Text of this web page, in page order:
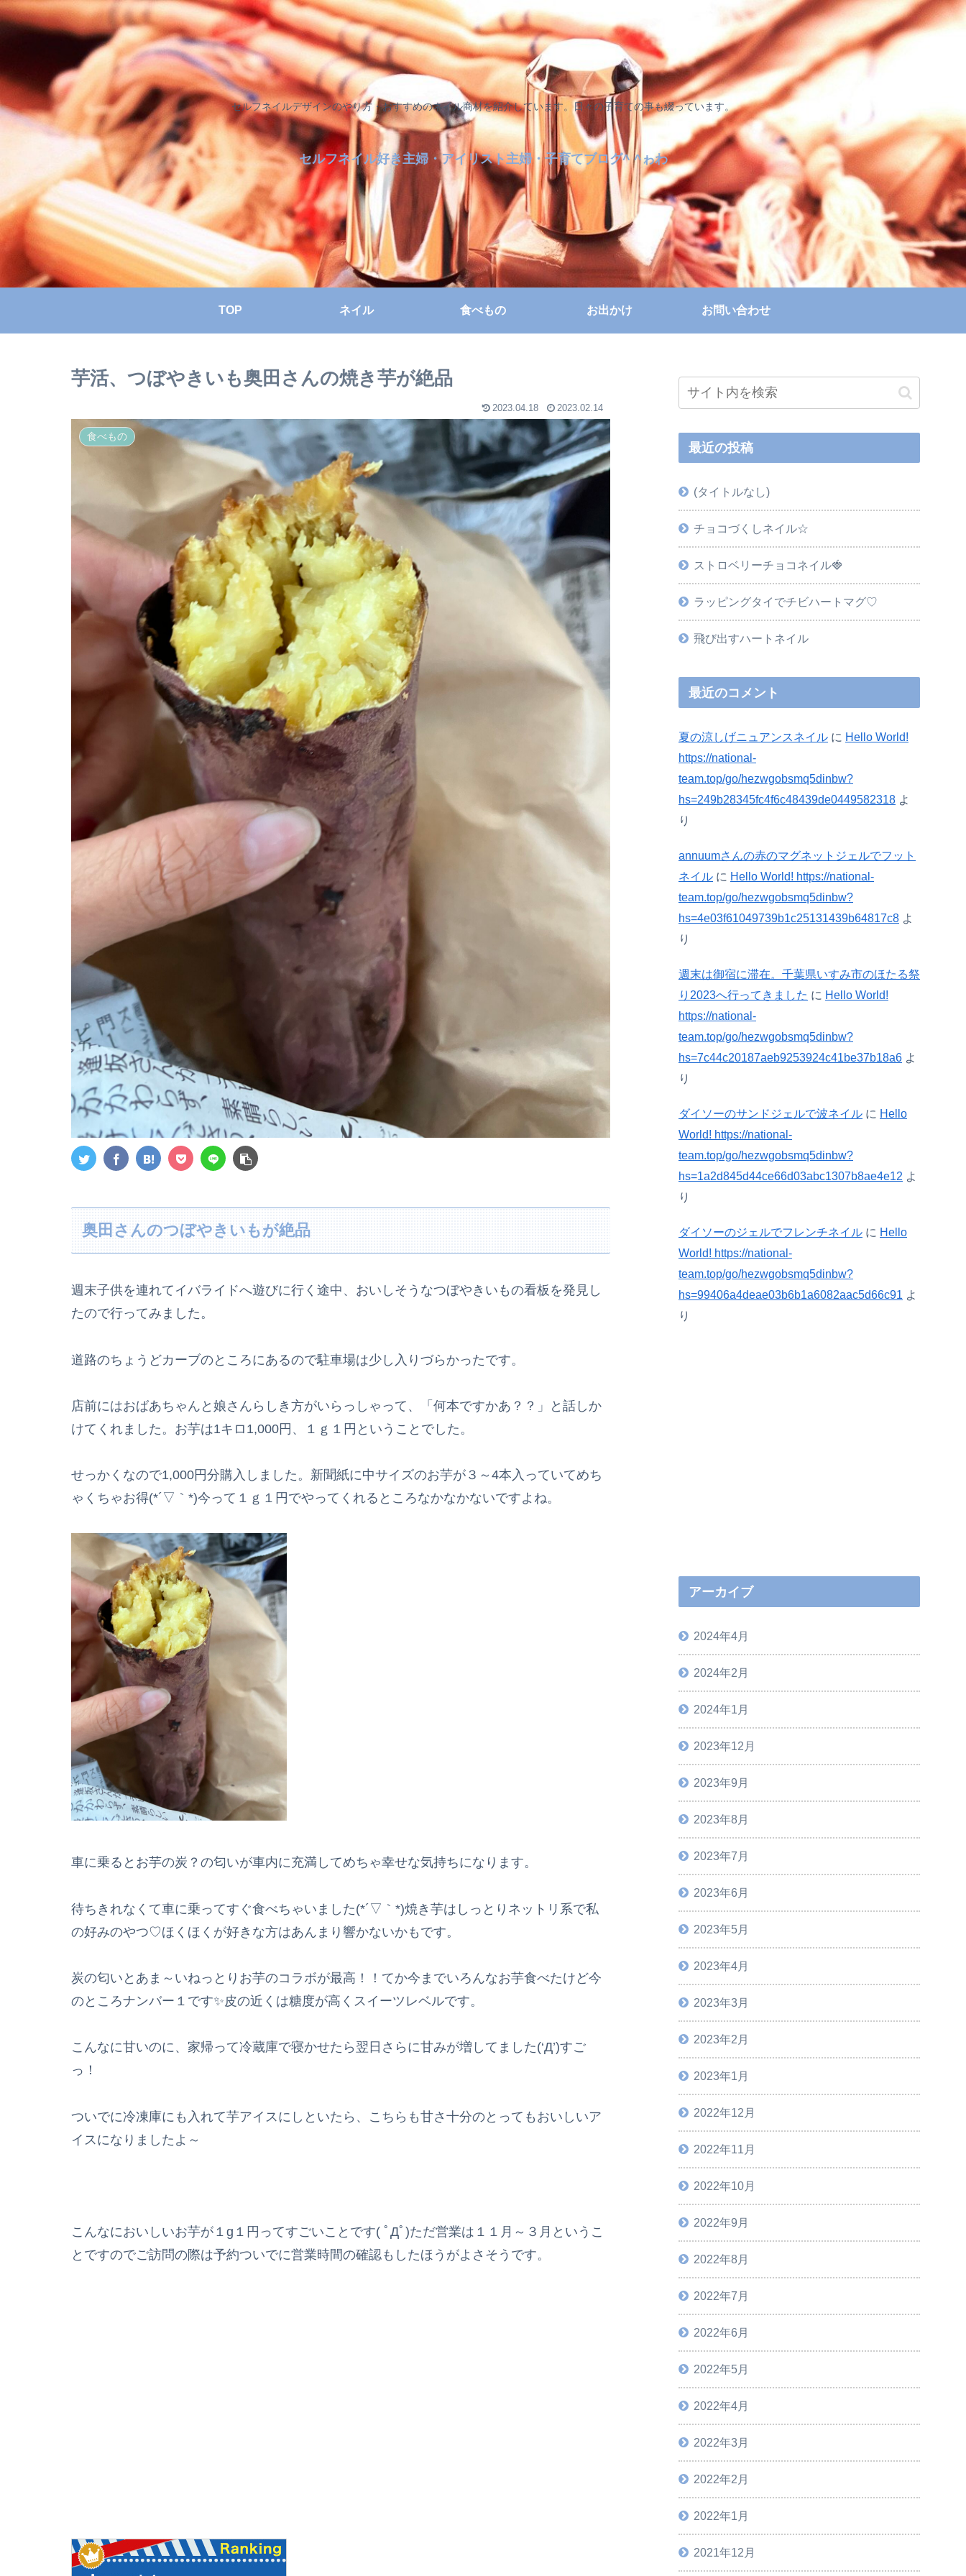
セルフネイルデザインのやり方・おすすめのネイル商材を紹介しています。日々の子育ての事も綴っています。
セルフネイル好き主婦・アイリスト主婦・子育てブログ^ ^ゎわ
TOP ネイル 食べもの お出かけ お問い合わせ
芋活、つぼやきいも奥田さんの焼き芋が絶品
2023.04.18 2023.02.14
食べもの
奥田さんのつぼやきいもが絶品
週末子供を連れてイバライドへ遊びに行く途中、おいしそうなつぼやきいもの看板を発見し
たので行ってみました。
道路のちょうどカーブのところにあるので駐車場は少し入りづらかったです。
店前にはおばあちゃんと娘さんらしき方がいらっしゃって、「何本ですかあ？？」と話しか
けてくれました。お芋は1キロ1,000円、１ｇ１円ということでした。
せっかくなので1,000円分購入しました。新聞紙に中サイズのお芋が３～4本入っていてめち
ゃくちゃお得(*´▽｀*)今って１ｇ１円でやってくれるところなかなかないですよね。
車に乗るとお芋の炭？の匂いが車内に充満してめちゃ幸せな気持ちになります。
待ちきれなくて車に乗ってすぐ食べちゃいました(*´▽｀*)焼き芋はしっとりネットリ系で私
の好みのやつ♡ほくほくが好きな方はあんまり響かないかもです。
炭の匂いとあま～いねっとりお芋のコラボが最高！！てか今までいろんなお芋食べたけど今
のところナンバー１です✨皮の近くは糖度が高くスイーツレベルです。
こんなに甘いのに、家帰って冷蔵庫で寝かせたら翌日さらに甘みが増してました(‘Д’)すご
っ！
ついでに冷凍庫にも入れて芋アイスにしといたら、こちらも甘さ十分のとってもおいしいア
イスになりましたよ～
こんなにおいしいお芋が１g１円ってすごいことです( ﾟДﾟ)ただ営業は１１月～３月というこ
とですのでご訪問の際は予約ついでに営業時間の確認もしたほうがよさそうです。
最近の投稿
(タイトルなし)
チョコづくしネイル☆
ストロベリーチョコネイル🍓
ラッピングタイでチビハートマグ♡
飛び出すハートネイル
最近のコメント
夏の涼しげニュアンスネイル に Hello World!
https://national-
team.top/go/hezwgobsmq5dinbw?
hs=249b28345fc4f6c48439de0449582318 よ
り
annuumさんの赤のマグネットジェルでフット
ネイル に Hello World! https://national-
team.top/go/hezwgobsmq5dinbw?
hs=4e03f61049739b1c25131439b64817c8 よ
り
週末は御宿に滞在。千葉県いすみ市のほたる祭
り2023へ行ってきました に Hello World!
https://national-
team.top/go/hezwgobsmq5dinbw?
hs=7c44c20187aeb9253924c41be37b18a6 よ
り
ダイソーのサンドジェルで波ネイル に Hello
World! https://national-
team.top/go/hezwgobsmq5dinbw?
hs=1a2d845d44ce66d03abc1307b8ae4e12 よ
り
ダイソーのジェルでフレンチネイル に Hello
World! https://national-
team.top/go/hezwgobsmq5dinbw?
hs=99406a4deae03b6b1a6082aac5d66c91 よ
り
アーカイブ
2024年4月
2024年2月
2024年1月
2023年12月
2023年9月
2023年8月
2023年7月
2023年6月
2023年5月
2023年4月
2023年3月
2023年2月
2023年1月
2022年12月
2022年11月
2022年10月
2022年9月
2022年8月
2022年7月
2022年6月
2022年5月
2022年4月
2022年3月
2022年2月
2022年1月
2021年12月